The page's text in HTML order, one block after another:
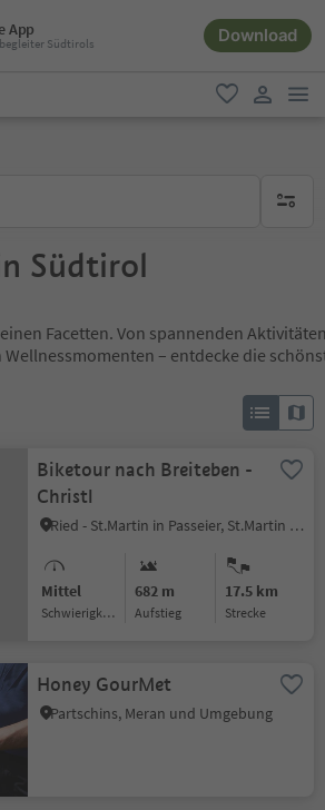
App
Südtirols Download
favorit
keine
Südtirol
Facetten. Von spannenden
– entdecke die
Biketour nach Breiteben -
Christl
Ried - St.Martin in Passeier, St.Martin in Passeier, Meran und Umgebung
Mittel
Schwierigkeitsgrad
682 m
Aufstieg
17.5 km
Strecke
Honey GourMet
Partschins, Meran und Umgebung